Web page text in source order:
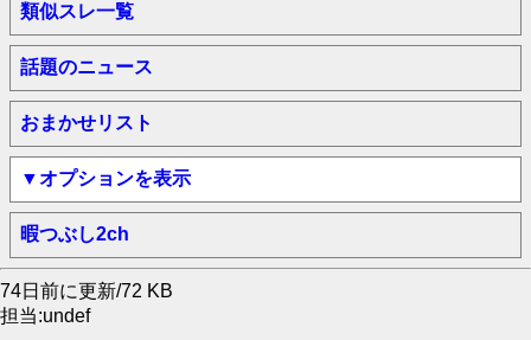
類似スレ一覧
話題のニュース
おまかせリスト
▼オプションを表示
暇つぶし2ch
74日前に更新/72 KB
担当:undef